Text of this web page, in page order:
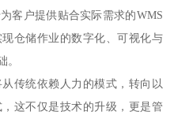
客户提供贴合实际需求的WMS
仓储作业的数字化、可视化与
。
传统依赖人力的模式，转向以
这不仅是技术的升级，更是管